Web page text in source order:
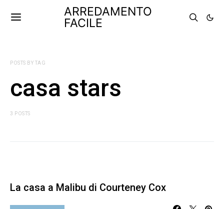
ARREDAMENTO
FACILE
POSTS BY TAG
casa stars
3 POSTS
La casa a Malibu di Courteney Cox